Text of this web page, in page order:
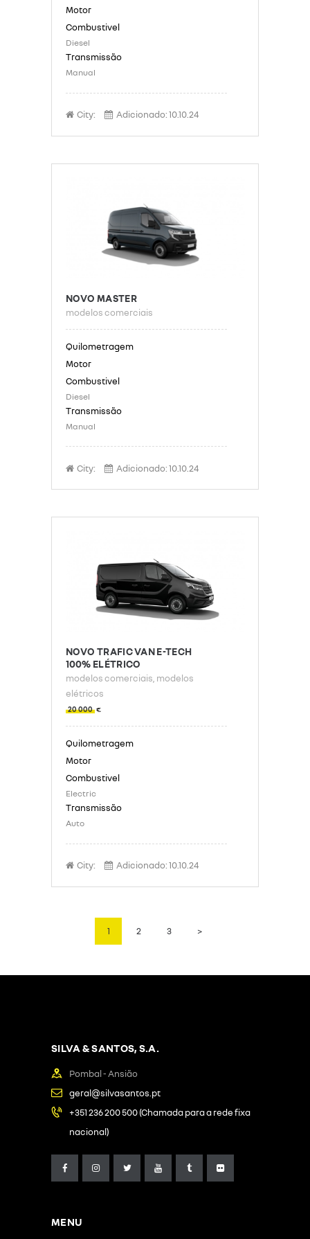
Diesel
Manual
City: Adicionado:10.10.24
NOVO MASTER
modelos comerciais
Diesel
Manual
City: Adicionado:10.10.24
NOVO TRAFIC VAN E-TECH
100% ELÉTRICO
modelos comerciais , modelos
elétricos
20 000 €
Electric
Auto
City: Adicionado:10.10.24
PAGINAÇÃO
CONTEÚDOS
PAGE
1 PAGE
2 PAGE
3 >
SILVA & SANTOS, S.A.
Pombal - Ansião
geral@silvasantos.pt
+351 236 200 500 (Chamada para a rede fixa
nacional)
MENU